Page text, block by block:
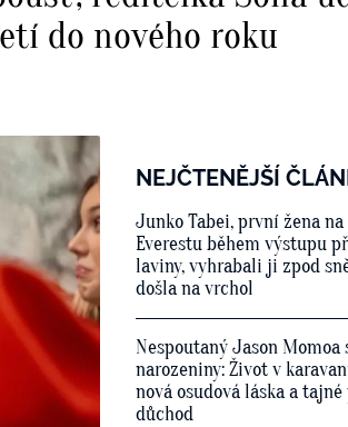
do nového roku
NEJČTENĚJŠÍ
Junko Tabei, první žena
Everestu během výstupu
laviny, vyhrabali ji zpod
došla na vrchol
Nespoutaný Jason Momoa
narozeniny: Život v
nová osudová láska a
důchod